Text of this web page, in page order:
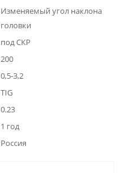
Изменяемый угол наклона
головки
под СКР
200
0,5-3,2
TIG
0.23
1 год
Россия